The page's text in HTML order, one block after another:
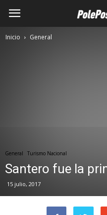
Inicio General
General Turismo Nacional
Santero fue la
15 julio, 2017